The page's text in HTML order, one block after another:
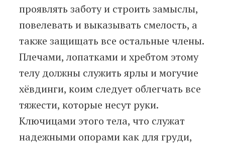
проявлять заботу и строить замыслы,
повелевать и выказывать смелость, а
также защищать все остальные члены.
Плечами, лопатками и хребтом этому
телу должны служить ярлы и могучие
хёвдинги, коим следует облегчать все
тяжести, которые несут руки.
Ключицами этого тела, что служат
надежными опорами как для груди,